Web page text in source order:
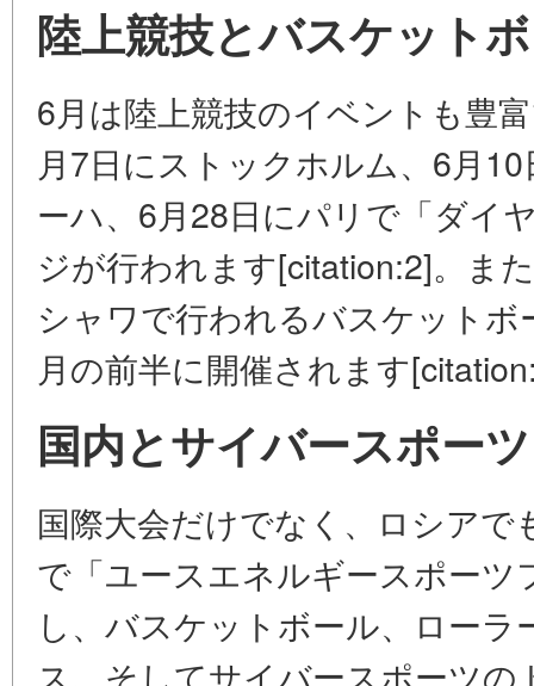
陸上競技とバスケット
6月は陸上競技のイベントも豊
月7日にストックホルム、6月
ーハ、6月28日にパリで「ダイ
ジが行われます[citation:2]。ま
シャワで行われるバスケット
月の前半に開催されます
国内とサイバースポーツ
国際大会だけでなく、ロシア
で「ユースエネルギースポー
し、バスケットボール、ロー
ス、そしてサイバースポーツ